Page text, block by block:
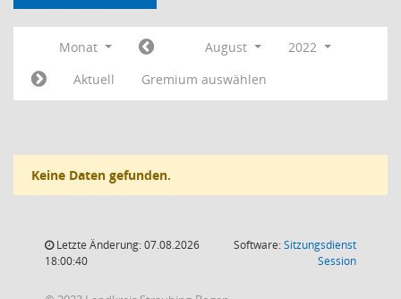
Monat August
2022
Aktuell
Gremium auswählen
Keine Daten gefunden.
Letzte Änderung: 07.08.2026
18:00:40
Software:Sitzungsdienst
Session(Wird in